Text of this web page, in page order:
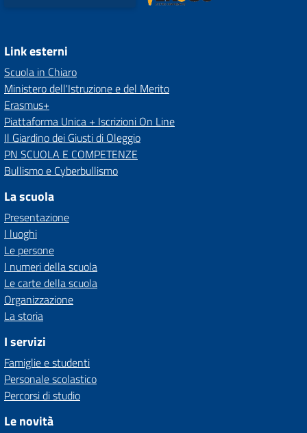
Link esterni
Scuola in Chiaro
Ministero dell'Istruzione e del Merito
Erasmus+
Piattaforma Unica + Iscrizioni On Line
Il Giardino dei Giusti di Oleggio
PN SCUOLA E COMPETENZE
Bullismo e Cyberbullismo
La scuola
Presentazione
I luoghi
Le persone
I numeri della scuola
Le carte della scuola
Organizzazione
La storia
I servizi
Famiglie e studenti
Personale scolastico
Percorsi di studio
Le novità